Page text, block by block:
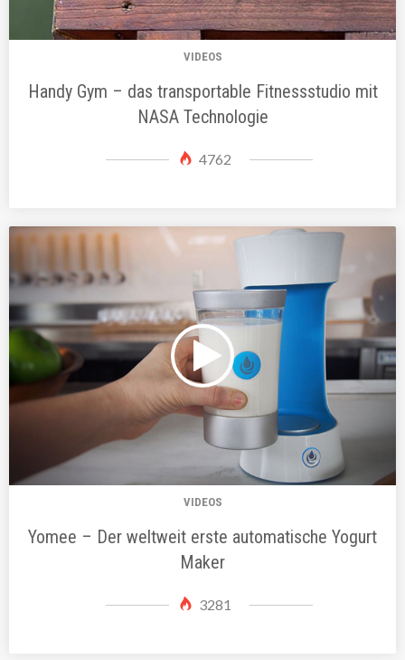
VIDEOS
Handy Gym – das transportable Fitnessstudio mit
NASA Technologie
4762
VIDEOS
Yomee – Der weltweit erste automatische Yogurt
Maker
3281